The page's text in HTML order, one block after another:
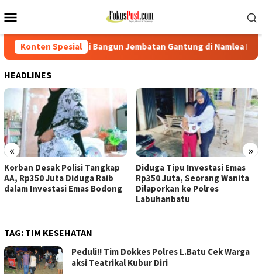
ke
Mobile
Konten Spesial
Jembatan Gantung di Namlea Ilath Korban
HEADLINES
« »
Korban Desak Polisi Tangkap
AA, Rp350 Juta Diduga Raib
dalam Investasi Emas Bodong
Diduga Tipu Investasi Emas
Rp350 Juta, Seorang Wanita
Dilaporkan ke Polres
Labuhanbatu
TAG: TIM KESEHATAN
Peduli!! Tim Dokkes Polres L.Batu Cek Warga
aksi Teatrikal Kubur Diri